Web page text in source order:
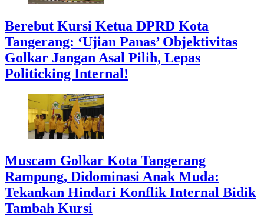
Berebut Kursi Ketua DPRD Kota
Tangerang: ‘Ujian Panas’ Objektivitas
Golkar Jangan Asal Pilih, Lepas
Politicking Internal!
Muscam Golkar Kota Tangerang
Rampung, Didominasi Anak Muda:
Tekankan Hindari Konflik Internal Bidik
Tambah Kursi